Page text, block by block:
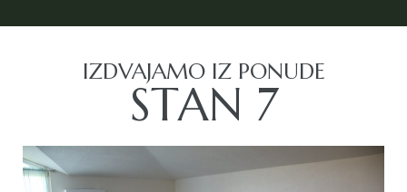
IZDVAJAMO IZ PONUDE
STAN 7